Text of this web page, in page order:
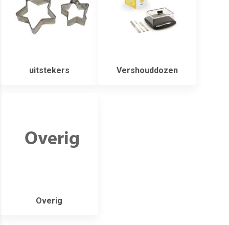
uitstekers Vershouddozen
Overig